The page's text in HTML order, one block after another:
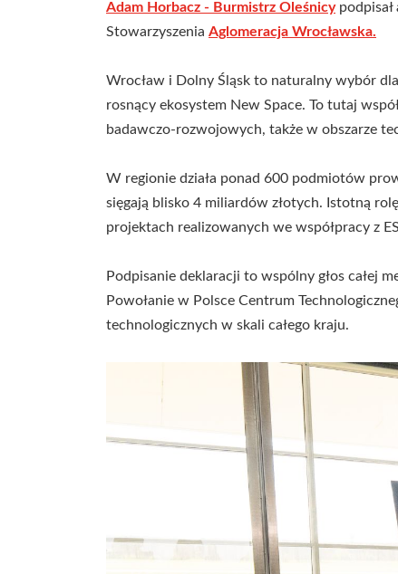
Adam Horbacz - Burmistrz Oleśnicypodpisał
Stowarzyszenia Aglomeracja Wrocławska.
Wrocław i Dolny Śląsk to naturalny wybór
rosnący ekosystem New Space. To tutaj
badawczo-rozwojowych, także w obszarze
W regionie działa ponad 600 podmiotów
sięgają blisko 4 miliardów złotych. Istotną
projektach realizowanych we współpracy z
Podpisanie deklaracji to wspólny głos całej
Powołanie w Polsce Centrum
technologicznych w skali całego kraju.